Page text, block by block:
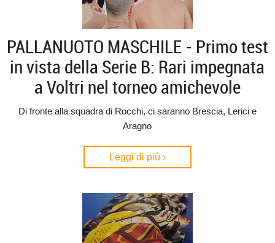
PALLANUOTO MASCHILE - Primo test
in vista della Serie B: Rari impegnata
a Voltri nel torneo amichevole
Di fronte alla squadra di Rocchi, ci saranno Brescia, Lerici e
Aragno
Leggi di più ›